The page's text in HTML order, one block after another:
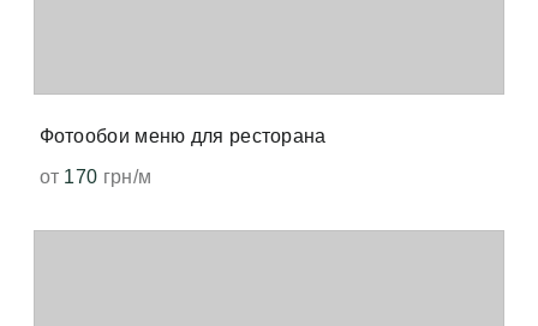
Фотообои меню для ресторана
от 170 грн/м